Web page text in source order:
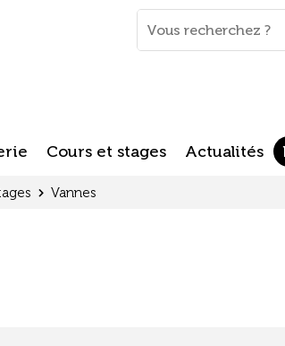
clés
Cours et stages Actualités
Vannes
cookies